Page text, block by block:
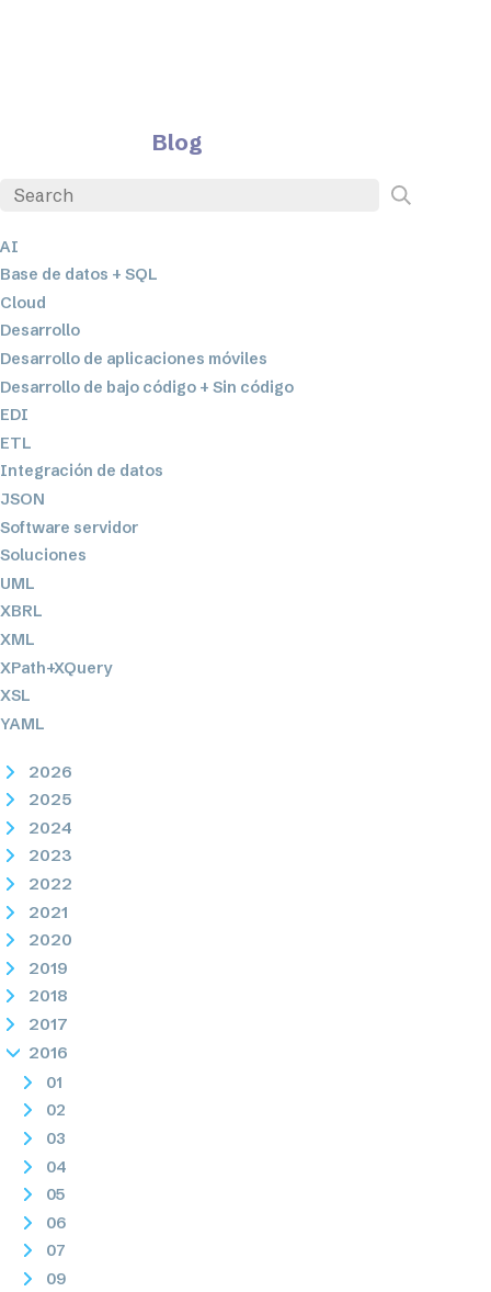
Blog
AI
Base de datos + SQL
Cloud
Desarrollo
Desarrollo de aplicaciones móviles
Desarrollo de bajo código + Sin código
EDI
ETL
Integración de datos
JSON
Software servidor
Soluciones
UML
XBRL
XML
XPath+XQuery
XSL
YAML
2026
2025
2024
2023
2022
2021
2020
2019
2018
2017
2016
01
02
03
04
05
06
07
09